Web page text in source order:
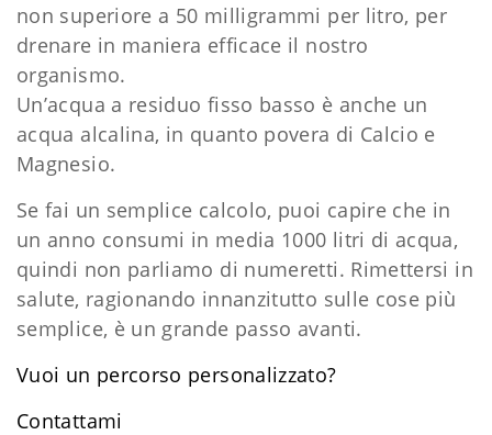
non superiore a 50 milligrammi per litro, per
drenare in maniera efficace il nostro
organismo.
Un’acqua a residuo fisso basso è anche un
acqua alcalina, in quanto povera di Calcio e
Magnesio.
Se fai un semplice calcolo, puoi capire che in
un anno consumi in media 1000 litri di acqua,
quindi non parliamo di numeretti. Rimettersi in
salute, ragionando innanzitutto sulle cose più
semplice, è un grande passo avanti.
Vuoi un percorso personalizzato?
​Contattami